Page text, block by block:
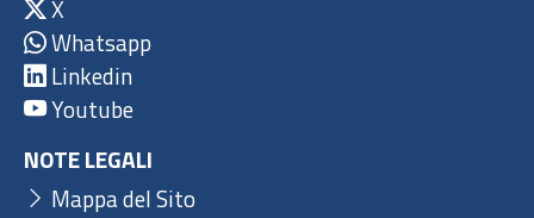
X
Whatsapp
Linkedin
Youtube
NOTE LEGALI
Mappa del Sito